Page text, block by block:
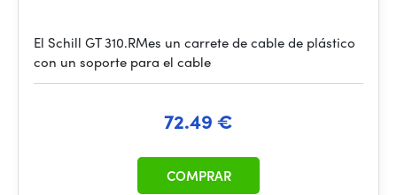
El Schill GT 310.RMes un carrete de cable de plástico
con un soporte para el cable
72.49 €
COMPRAR